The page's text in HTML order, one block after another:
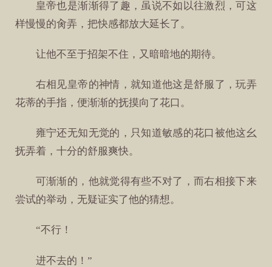
皇帝也是渐渐得了趣，虽说不如以往激烈，可这
样慢慢的肏弄，把快感都放大延长了。
让他不至于招架不住，又暗暗地的期待。
右相见皇帝的神情，就知道他这是舒服了，玩弄
花蒂的手指，便渐渐的抚摸向了花口。
雍宁还无知无觉的，只知道敏感的花口被他这幺
抚弄着，十分的舒服爽快。
可渐渐的，他就觉得有些不对了，而右相接下来
尝试的举动，无疑证实了他的猜想。
“不行！
进不去的！”